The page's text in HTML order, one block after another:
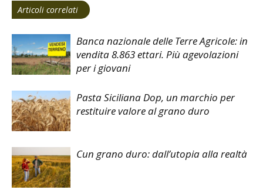
Articoli correlati
Banca nazionale delle Terre Agricole: in
vendita 8.863 ettari. Più agevolazioni
per i giovani
Pasta Siciliana Dop, un marchio per
restituire valore al grano duro
Cun grano duro: dall’utopia alla realtà